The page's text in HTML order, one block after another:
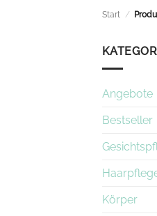
Start /
Angebote
Bestseller
Körper